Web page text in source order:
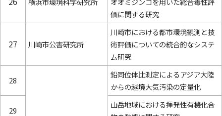
価に関する研究
27 川崎市公害研究所
川崎市における都市環境観測と技
術評価についての統合的なシステ
ム研究
28
鉛同位体比測定によるアジア大陸
からの越境大気汚染の定量化
29
山岳地域における揮発性有機化合